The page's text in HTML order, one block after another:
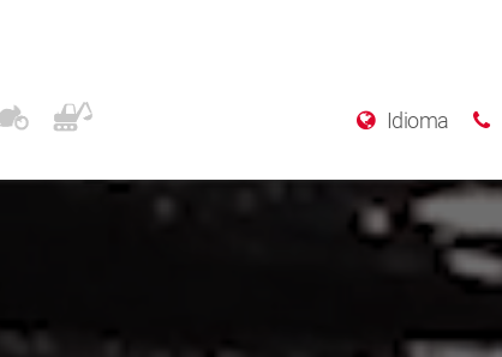
Idioma